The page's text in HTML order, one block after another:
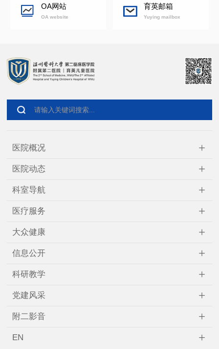
OA网站
OA website
育英邮箱
Yuying mailbox
医院概况 +
医院动态 +
科室导航 +
医疗服务 +
大众健康 +
信息公开 +
科研教学 +
党建风采 +
附二影音 +
EN +